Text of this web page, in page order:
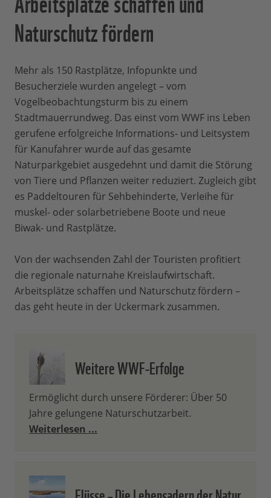
Naturschutz fördern
Mehr als 150 Rastplätze, Infopunkte und
Besucherziele wurden angelegt – vom
Vogelbeobachtungsturm bis zu einem
Stadtmauerrundweg. Das einst vom WWF ins Leben
gerufene erfolgreiche Informations- und Leitsystem
für Kanufahrer wurde auf das gesamte
Naturparkgebiet ausgedehnt und damit die Störung
von Tiere und Pflanzen weiter reduziert. Zugleich gibt
es Paddeltouren für Sehbehinderte, Verleihe für
muskel- oder solarbetriebene Boote und neue
Biwak- und Rastplätze.
Von der wachsenden Zahl der Touristen profitiert
die regionale naturnahe Kreislaufwirtschaft.
Arbeitsplätze schaffen und Naturschutz fördern –
das geht heute in der Uckermark zusammen.
Weitere WWF-Erfolge
Ermöglicht durch unsere Förderer: Über 50
Jahre gelungene Naturschutzarbeit.
Weiterlesen ...